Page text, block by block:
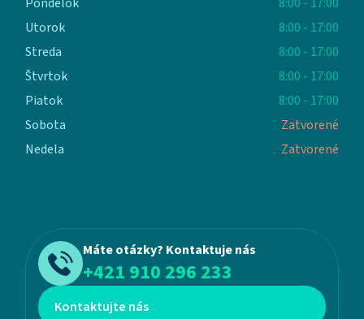
Pondelok
8:00 - 17:00
Utorok
8:00 - 17:00
Streda
8:00 - 17:00
Štvrtok
8:00 - 17:00
Piatok
8:00 - 17:00
Sobota
Zatvorené
Nedela
Zatvorené
Máte otázky? Kontaktuje nás
+421 910 296 233
Kontaktujte nás